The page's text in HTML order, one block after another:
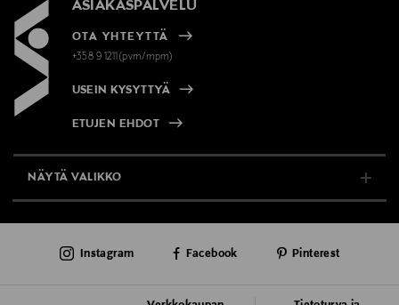
ASIAKASPALVELU
OTA YHTEYTTÄ
+358 9 1211(pvm/mpm)
USEIN KYSYTTYÄ
ETUJEN EHDOT
NÄYTÄ VALIKKO
AJANKOHTAISTA
Instagram Facebook Pinterest